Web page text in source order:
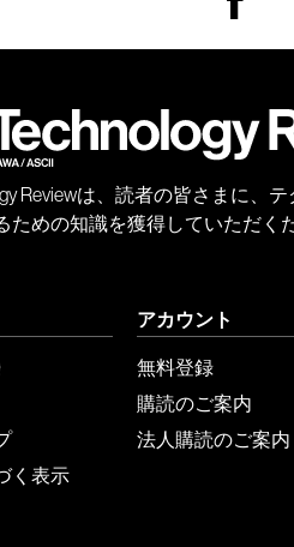
Reviewは、読者の皆さまに、
ための知識を獲得していただく
く表示
アカウント
無料登録
購読のご案内
法人購読のご案内